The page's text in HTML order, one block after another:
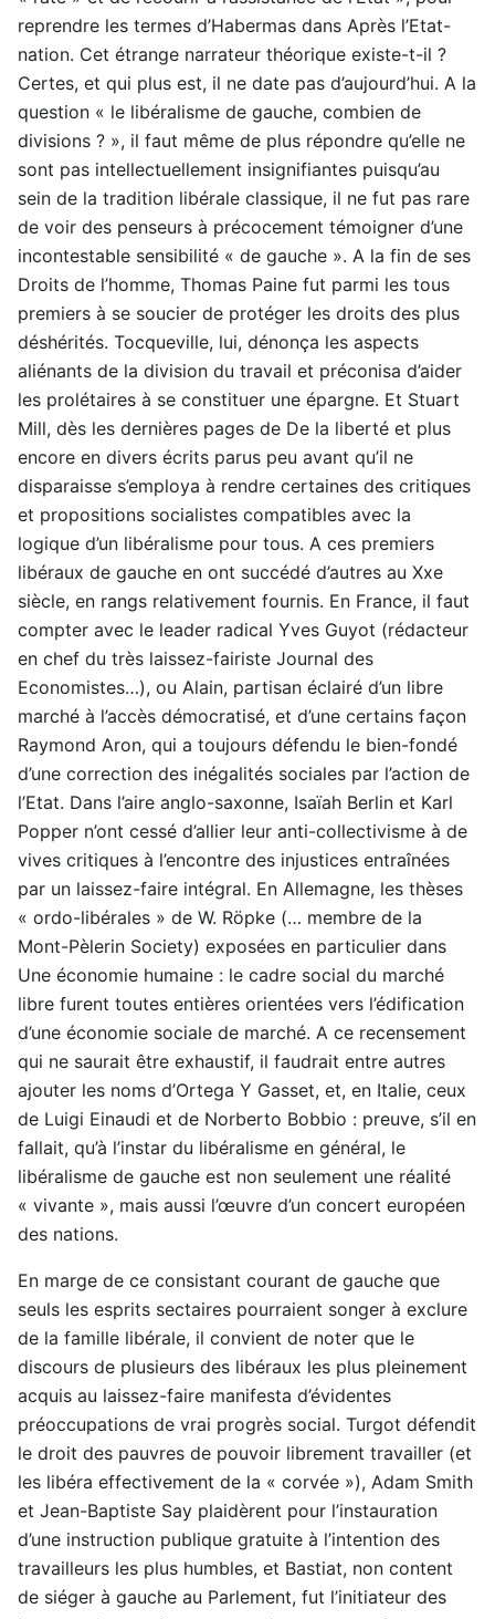
reprendre les termes d’Habermas dans Après l’Etat-
nation. Cet étrange narrateur théorique existe-t-il ?
Certes, et qui plus est, il ne date pas d’aujourd’hui. A la
question « le libéralisme de gauche, combien de
divisions ? », il faut même de plus répondre qu’elle ne
sont pas intellectuellement insignifiantes puisqu’au
sein de la tradition libérale classique, il ne fut pas rare
de voir des penseurs à précocement témoigner d’une
incontestable sensibilité « de gauche ». A la fin de ses
Droits de l’homme, Thomas Paine fut parmi les tous
premiers à se soucier de protéger les droits des plus
déshérités. Tocqueville, lui, dénonça les aspects
aliénants de la division du travail et préconisa d’aider
les prolétaires à se constituer une épargne. Et Stuart
Mill, dès les dernières pages de De la liberté et plus
encore en divers écrits parus peu avant qu’il ne
disparaisse s’employa à rendre certaines des critiques
et propositions socialistes compatibles avec la
logique d’un libéralisme pour tous. A ces premiers
libéraux de gauche en ont succédé d’autres au Xxe
siècle, en rangs relativement fournis. En France, il faut
compter avec le leader radical Yves Guyot (rédacteur
en chef du très laissez-fairiste Journal des
Economistes…), ou Alain, partisan éclairé d’un libre
marché à l’accès démocratisé, et d’une certains façon
Raymond Aron, qui a toujours défendu le bien-fondé
d’une correction des inégalités sociales par l’action de
l’Etat. Dans l’aire anglo-saxonne, Isaïah Berlin et Karl
Popper n’ont cessé d’allier leur anti-collectivisme à de
vives critiques à l’encontre des injustices entraînées
par un laissez-faire intégral. En Allemagne, les thèses
« ordo-libérales » de W. Röpke (… membre de la
Mont-Pèlerin Society) exposées en particulier dans
Une économie humaine : le cadre social du marché
libre furent toutes entières orientées vers l’édification
d’une économie sociale de marché. A ce recensement
qui ne saurait être exhaustif, il faudrait entre autres
ajouter les noms d’Ortega Y Gasset, et, en Italie, ceux
de Luigi Einaudi et de Norberto Bobbio : preuve, s’il en
fallait, qu’à l’instar du libéralisme en général, le
libéralisme de gauche est non seulement une réalité
« vivante », mais aussi l’œuvre d’un concert européen
des nations.
En marge de ce consistant courant de gauche que
seuls les esprits sectaires pourraient songer à exclure
de la famille libérale, il convient de noter que le
discours de plusieurs des libéraux les plus pleinement
acquis au laissez-faire manifesta d’évidentes
préoccupations de vrai progrès social. Turgot défendit
le droit des pauvres de pouvoir librement travailler (et
les libéra effectivement de la « corvée »), Adam Smith
et Jean-Baptiste Say plaidèrent pour l’instauration
d’une instruction publique gratuite à l’intention des
travailleurs les plus humbles, et Bastiat, non content
de siéger à gauche au Parlement, fut l’initiateur des